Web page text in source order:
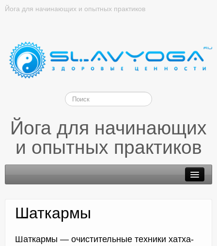
Йога для начинающих и опытных практиков
Йога для начинающих
и опытных практиков
Шаткармы
Шаткармы — очистительные техники хатха-